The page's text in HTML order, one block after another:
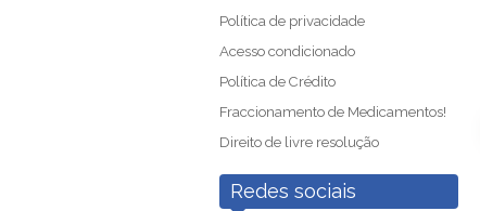
Política de privacidade
Acesso condicionado
Política de Crédito
Fraccionamento de Medicamentos!
Direito de livre resolução
Redes sociais